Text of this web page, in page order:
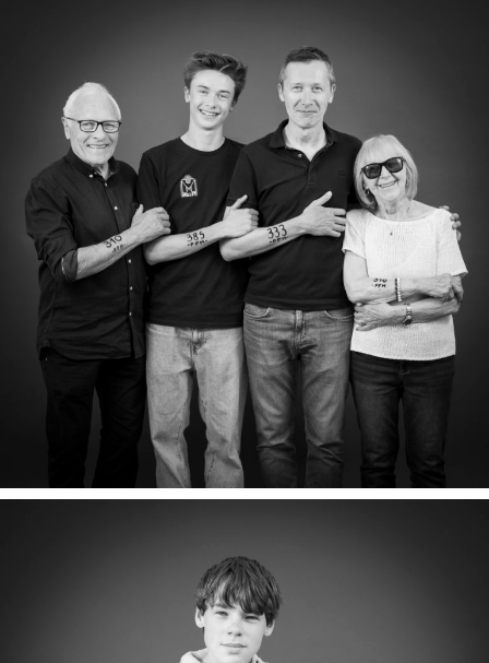
LUCE, JEAN, FRÉDÉRIC & VICTOR